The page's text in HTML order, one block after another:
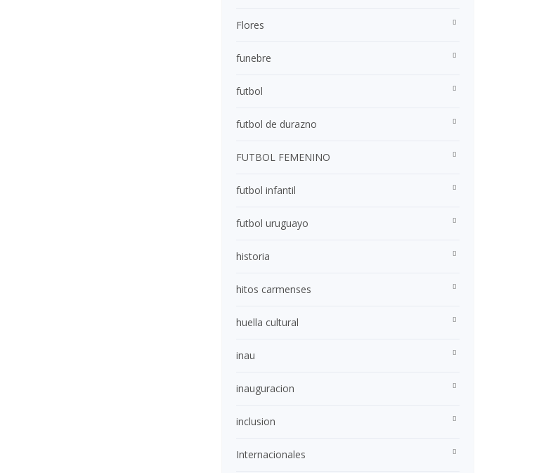
Flores
funebre
futbol
futbol de durazno
FUTBOL FEMENINO
futbol infantil
futbol uruguayo
historia
hitos carmenses
huella cultural
inau
inauguracion
inclusion
Internacionales